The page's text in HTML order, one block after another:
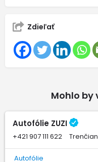
Zdieľať
Mohlo by
Autofólie ZUZI
+421 907 111 622
Autofólie